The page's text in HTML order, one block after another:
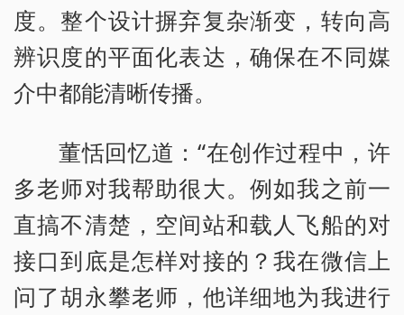
度。整个设计摒弃复杂渐变，转向高
辨识度的平面化表达，确保在不同媒
介中都能清晰传播。
董恬回忆道：“在创作过程中，许
多老师对我帮助很大。例如我之前一
直搞不清楚，空间站和载人飞船的对
接口到底是怎样对接的？我在微信上
问了胡永攀老师，他详细地为我进行